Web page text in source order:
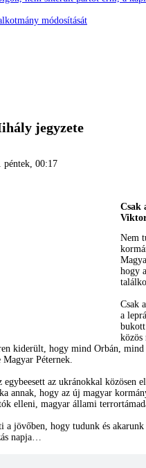
módosítását
jegyzete
péntek, 00:17
Csak
Nem
hogy
Csak
a
közös
kiderült, hogy mind Orbán,
Péternek.
az ukránokkal
annak, hogy az új magyar
elleni, magyar állami
a jövőben, hogy tudunk és
napja…